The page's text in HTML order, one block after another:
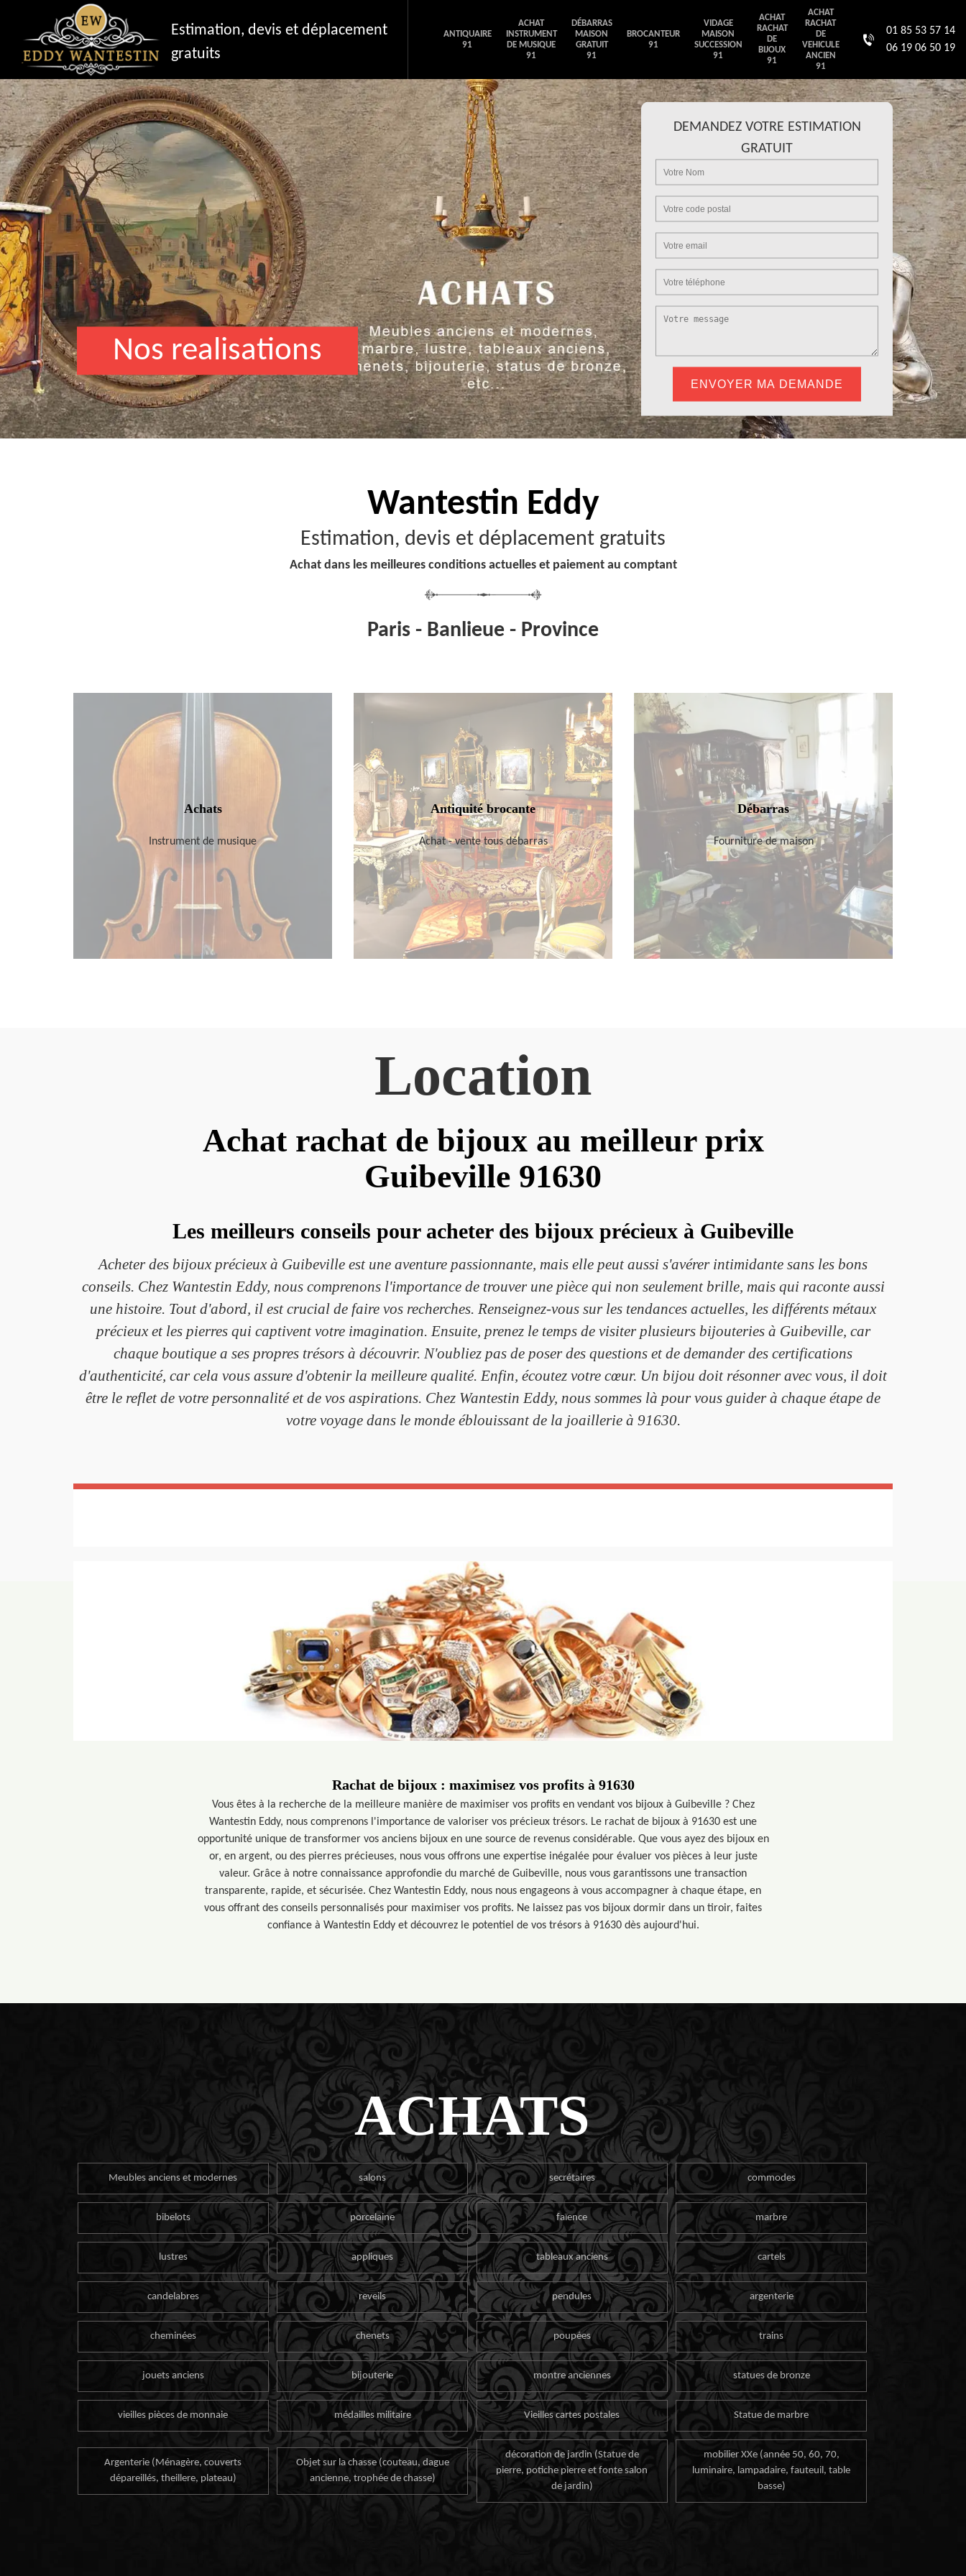
Estimation, devis et déplacement
gratuits
ANTIQUAIRE
91
ACHAT
INSTRUMENT
DE MUSIQUE
91
DÉBARRAS
MAISON
GRATUIT
91
BROCANTEUR
91
VIDAGE
MAISON
SUCCESSION
91
ACHAT
RACHAT
DE
BIJOUX
91
ACHAT
RACHAT
DE
VEHICULE
ANCIEN
91
01 85 53 57 14
06 19 06 50 19
Nos realisations
DEMANDEZ VOTRE ESTIMATION
GRATUIT
Wantestin Eddy
Estimation, devis et déplacement gratuits
Achat dans les meilleures conditions actuelles et paiement au comptant
Paris - Banlieue - Province
Achats
Instrument de musique
Antiquité brocante
Achat - vente tous débarras
Débarras
Fourniture de maison
Achat rachat de bijoux au meilleur prix
Guibeville 91630
Location
Les meilleurs conseils pour acheter des bijoux précieux à Guibeville
Acheter des bijoux précieux à Guibeville est une aventure passionnante, mais elle peut aussi s'avérer intimidante sans les bons
conseils. Chez Wantestin Eddy, nous comprenons l'importance de trouver une pièce qui non seulement brille, mais qui raconte aussi
une histoire. Tout d'abord, il est crucial de faire vos recherches. Renseignez-vous sur les tendances actuelles, les différents métaux
précieux et les pierres qui captivent votre imagination. Ensuite, prenez le temps de visiter plusieurs bijouteries à Guibeville, car
chaque boutique a ses propres trésors à découvrir. N'oubliez pas de poser des questions et de demander des certifications
d'authenticité, car cela vous assure d'obtenir la meilleure qualité. Enfin, écoutez votre cœur. Un bijou doit résonner avec vous, il doit
être le reflet de votre personnalité et de vos aspirations. Chez Wantestin Eddy, nous sommes là pour vous guider à chaque étape de
votre voyage dans le monde éblouissant de la joaillerie à 91630.
Rachat de bijoux : maximisez vos profits à 91630
Vous êtes à la recherche de la meilleure manière de maximiser vos profits en vendant vos bijoux à Guibeville ? Chez
Wantestin Eddy, nous comprenons l'importance de valoriser vos précieux trésors. Le rachat de bijoux à 91630 est une
opportunité unique de transformer vos anciens bijoux en une source de revenus considérable. Que vous ayez des bijoux en
or, en argent, ou des pierres précieuses, nous vous offrons une expertise inégalée pour évaluer vos pièces à leur juste
valeur. Grâce à notre connaissance approfondie du marché de Guibeville, nous vous garantissons une transaction
transparente, rapide, et sécurisée. Chez Wantestin Eddy, nous nous engageons à vous accompagner à chaque étape, en
vous offrant des conseils personnalisés pour maximiser vos profits. Ne laissez pas vos bijoux dormir dans un tiroir, faites
confiance à Wantestin Eddy et découvrez le potentiel de vos trésors à 91630 dès aujourd'hui.
ACHATS
Meubles anciens et modernes salons secrétaires commodes
bibelots porcelaine faïence marbre
lustres appliques tableaux anciens cartels
candelabres reveils pendules argenterie
cheminées chenets poupées trains
jouets anciens bijouterie montre anciennes statues de bronze
vieilles pièces de monnaie médailles militaire Vieilles cartes postales Statue de marbre
Argenterie (Ménagère, couverts
dépareillés, theillere, plateau)
Objet sur la chasse (couteau, dague
ancienne, trophée de chasse)
décoration de jardin (Statue de
pierre, potiche pierre et fonte salon
de jardin)
mobilier XXe (année 50, 60, 70,
luminaire, lampadaire, fauteuil, table
basse)